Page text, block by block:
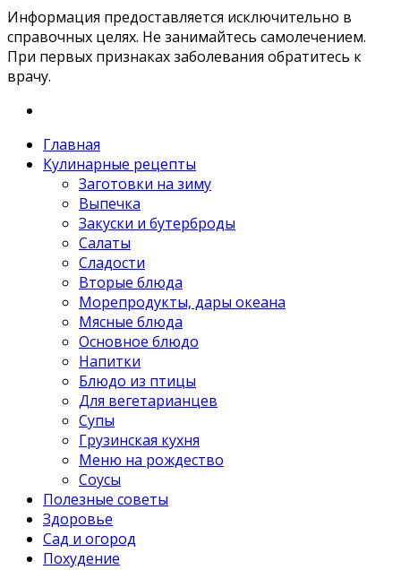
Информация предоставляется исключительно в
справочных целях. Не занимайтесь самолечением.
При первых признаках заболевания обратитесь к
врачу.
Главная
Кулинарные рецепты
Заготовки на зиму
Выпечка
Закуски и бутерброды
Салаты
Сладости
Вторые блюда
Морепродукты, дары океана
Мясные блюда
Основное блюдо
Напитки
Блюдо из птицы
Для вегетарианцев
Супы
Грузинская кухня
Меню на рождество
Соусы
Полезные советы
Здоровье
Сад и огород
Похудение